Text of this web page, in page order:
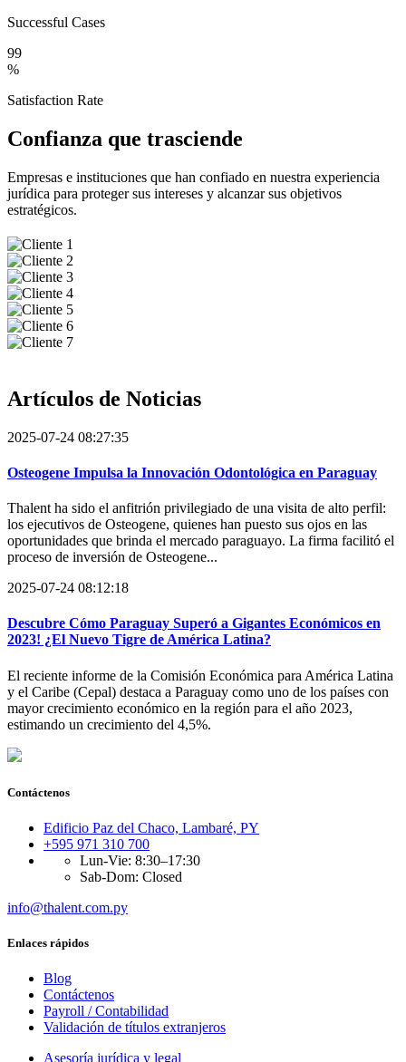
Successful Cases
99
%
Satisfaction Rate
Confianza que trasciende
Empresas e instituciones que han confiado en nuestra experiencia
jurídica para proteger sus intereses y alcanzar sus objetivos
estratégicos.
Artículos de Noticias
2025-07-24 08:27:35
Osteogene Impulsa la Innovación Odontológica en Paraguay
Thalent ha sido el anfitrión privilegiado de una visita de alto perfil:
los ejecutivos de Osteogene, quienes han puesto sus ojos en las
oportunidades que brinda el mercado paraguayo. La firma facilitó el
proceso de inversión de Osteogene...
2025-07-24 08:12:18
Descubre Cómo Paraguay Superó a Gigantes Económicos en
2023! ¿El Nuevo Tigre de América Latina?
El reciente informe de la Comisión Económica para América Latina
y el Caribe (Cepal) destaca a Paraguay como uno de los países con
mayor crecimiento económico en la región para el año 2023,
estimando un crecimiento del 4,5%.
Contáctenos
Edificio Paz del Chaco, Lambaré, PY
+595 971 310 700
Lun-Vie: 8:30–17:30
Sab-Dom: Closed
info@thalent.com.py
Enlaces rápidos
Blog
Contáctenos
Payroll / Contabilidad
Validación de títulos extranjeros
Asesoría jurídica y legal